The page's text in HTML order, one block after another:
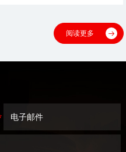
阅读更多